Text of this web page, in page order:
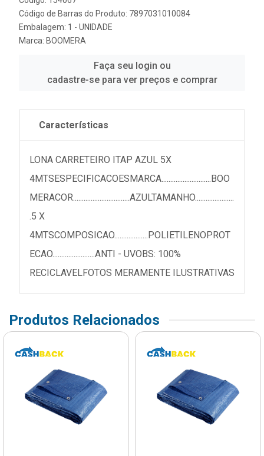
Código de Barras do Produto: 7897031010084
Embalagem: 1 - UNIDADE
Marca: BOOMERA
Faça seu login ou
cadastre-se para ver preços e comprar
Características
LONA CARRETEIRO ITAP AZUL 5X
4MTSESPECIFICACOESMARCA............................BOO
MERACOR................................AZULTAMANHO......................
.5 X
4MTSCOMPOSICAO...................POLIETILENOPROT
ECAO........................ANTI - UVOBS: 100%
RECICLAVELFOTOS MERAMENTE ILUSTRATIVAS
Produtos Relacionados